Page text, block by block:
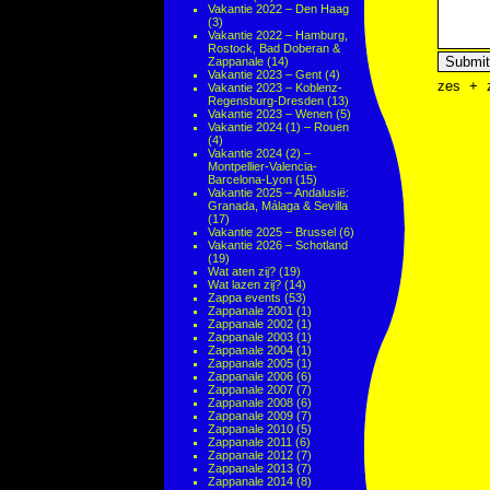
Vakantie 2022 – Den Haag
(3)
Vakantie 2022 – Hamburg,
Rostock, Bad Doberan &
Zappanale (14)
Vakantie 2023 – Gent (4)
Vakantie 2023 – Koblenz-
Regensburg-Dresden (13)
Vakantie 2023 – Wenen (5)
Vakantie 2024 (1) – Rouen
(4)
Vakantie 2024 (2) –
Montpellier-Valencia-
Barcelona-Lyon (15)
Vakantie 2025 – Andalusië:
Granada, Málaga & Sevilla
(17)
Vakantie 2025 – Brussel (6)
Vakantie 2026 – Schotland
(19)
Wat aten zij? (19)
Wat lazen zij? (14)
Zappa events (53)
Zappanale 2001 (1)
Zappanale 2002 (1)
Zappanale 2003 (1)
Zappanale 2004 (1)
Zappanale 2005 (1)
Zappanale 2006 (6)
Zappanale 2007 (7)
Zappanale 2008 (6)
Zappanale 2009 (7)
Zappanale 2010 (5)
Zappanale 2011 (6)
Zappanale 2012 (7)
Zappanale 2013 (7)
Zappanale 2014 (8)
zes +